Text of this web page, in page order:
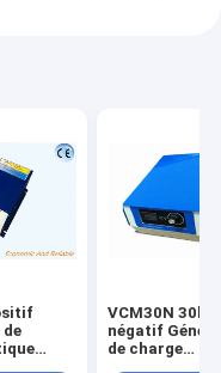
VCM30N 30kv
négatif
de charge